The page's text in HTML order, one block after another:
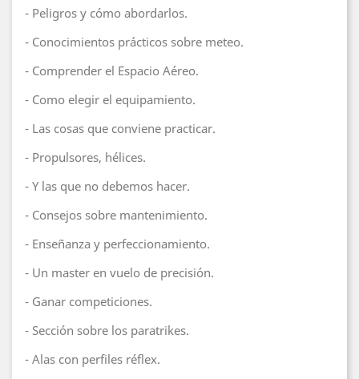
- Peligros y cómo abordarlos.
- Conocimientos prácticos sobre meteo.
- Comprender el Espacio Aéreo.
- Como elegir el equipamiento.
- Las cosas que conviene practicar.
- Propulsores, hélices.
- Y las que no debemos hacer.
- Consejos sobre mantenimiento.
- Enseñanza y perfeccionamiento.
- Un master en vuelo de precisión.
- Ganar competiciones.
- Sección sobre los paratrikes.
- Alas con perfiles réflex.